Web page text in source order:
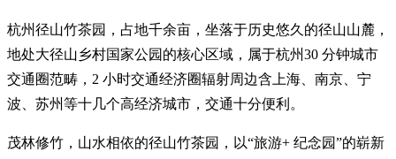
杭州径山竹茶园，占地千余亩，坐落于历史悠久的径山山麓，
地处大径山乡村国家公园的核心区域，属于杭州30 分钟城市
交通圈范畴，2 小时交通经济圈辐射周边含上海、南京、宁
波、苏州等十几个高经济城市，交通十分便利。
茂林修竹，山水相依的径山竹茶园，以“旅游+ 纪念园”的崭新